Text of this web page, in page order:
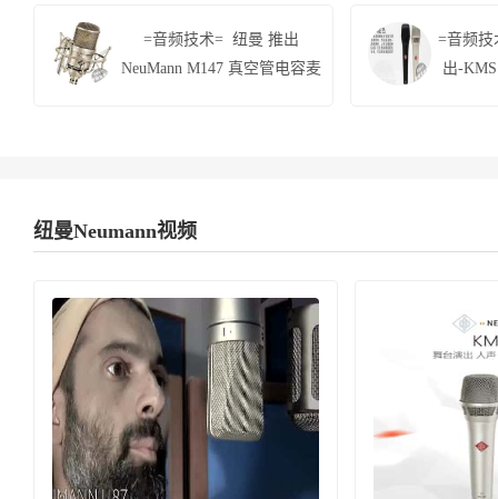
=音频技术= 纽曼 推出
NeuMann M147 真空管电容麦
=音频技
出-
纽曼Neumann视频